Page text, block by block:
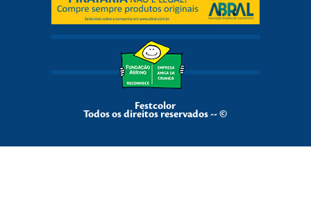
Festcolor
Todos os direitos reservados -- ©